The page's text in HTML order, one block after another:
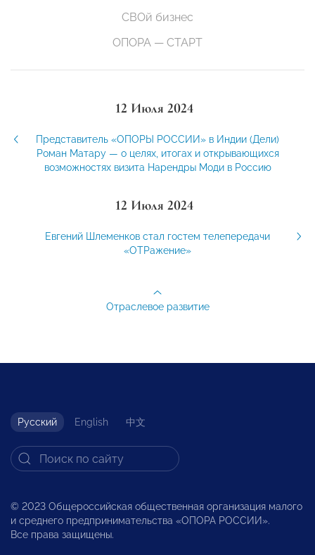
СВОй бизнес
ОПОРА — СТАРТ
12 Июля 2024
Представитель «ОПОРЫ РОССИИ» в Индии (Дели)
Роман Матару — о целях, итогах и открывающихся
возможностях визита Нарендры Моди в Россию
12 Июля 2024
Евгений Шлеменков стал гостем телепередачи
«ОТРажение»
Отраслевое развитие
Русский English 中文
© 2023 Общероссийская общественная организация малого
и среднего предпринимательства «ОПОРА РОССИИ».
Все права защищены.